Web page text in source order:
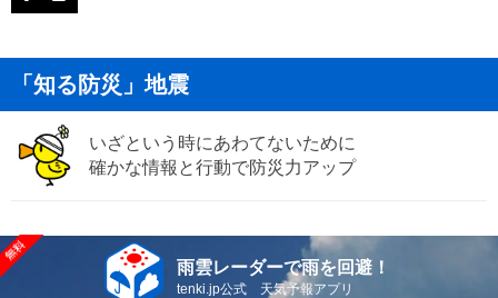
「知る防災」地震
いざという時にあわてないために
確かな情報と行動で防災力アップ
雨雲レーダーで雨を回避！
tenki.jp公式 天気予報アプリ